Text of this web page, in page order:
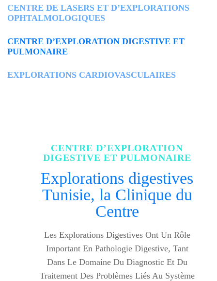
CENTRE DE LASERS ET D’EXPLORATIONS
OPHTALMOLOGIQUES
CENTRE D’EXPLORATION DIGESTIVE ET
PULMONAIRE
EXPLORATIONS CARDIOVASCULAIRES
CENTRE D’EXPLORATION
DIGESTIVE ET PULMONAIRE
Explorations digestives
Tunisie, la Clinique du
Centre
Les Explorations Digestives Ont Un Rôle
Important En Pathologie Digestive, Tant
Dans Le Domaine Du Diagnostic Et Du
Traitement Des Problèmes Liés Au Système